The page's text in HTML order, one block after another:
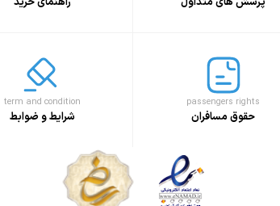
passengers rights
حقوق مسافران
term and condition
شرایط و ضوابط